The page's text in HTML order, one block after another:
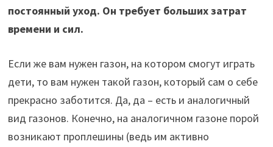
постоянный уход. Он требует больших затрат
времени и сил.
Если же вам нужен газон, на котором смогут играть
дети, то вам нужен такой газон, который сам о себе
прекрасно заботится. Да, да – есть и аналогичный
вид газонов. Конечно, на аналогичном газоне порой
возникают проплешины (ведь им активно